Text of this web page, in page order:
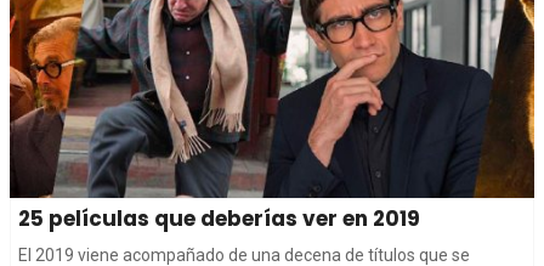
25 películas que deberías ver en 2019
El 2019 viene acompañado de una decena de títulos que se